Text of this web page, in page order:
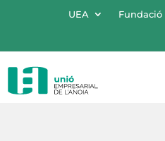
UEA Fundació